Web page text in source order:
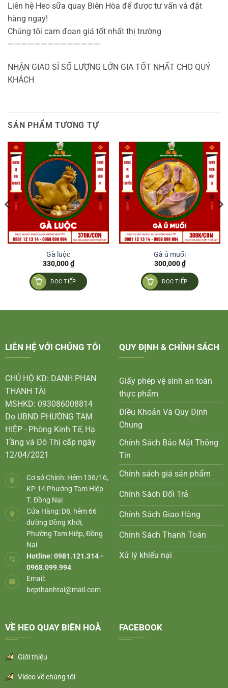
Liên hệ Heo sữa quay Biên Hòa để được tư vấn và đặt
hàng ngay!
Chúng tôi cam đoan giá tốt nhất thị trường
——————————————
NHẬN GIAO SỈ SỐ LƯỢNG LỚN GIA TỐT NHẤT CHO QUÝ
KHÁCH
SẢN PHẨM TƯƠNG TỰ
Gà luộc
330,000₫
ĐỌC TIẾP
Gà ủ muối
300,000₫
ĐỌC TIẾP
LIÊN HỆ VỚI CHÚNG TÔI
CHỦ HỘ KD: DANH PHAN
THANH TÀI
MSHKD: 093086008814
Do UBND PHƯỜNG TAM
HIỆP - Phòng Kinh Tế, Hạ
Tầng và Đô Thị cấp ngày
12/04/2021
Cơ sở Chính: Hẻm 136/16,
KP 14 Phường Tam Hiệp
T. Đồng Nai
Cửa Hàng: D8, hẻm 66
đường Đồng Khởi,
Phường Tam Hiệp, Đồng
Nai
Hotline: 0981.121.314 -
0968.099.994
Email:
bepthanhtai@mail.com
QUY ĐỊNH & CHÍNH SÁCH
Giấy phép vệ sinh an toàn
thực phẩm
Điều Khoản Và Quy Định
Chung
Chính Sách Bảo Mật Thông
Tin
Chính sách giá sản phẩm
Chính Sách Đổi Trả
Chính Sách Giao Hàng
Chính Sách Thanh Toán
Xử lý khiếu nại
VỀ HEO QUAY BIÊN HOÀ
Giới thiệu
Video về chúng tôi
FACEBOOK